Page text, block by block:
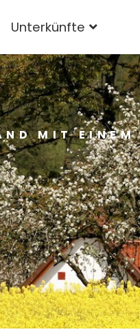
MIT EINEM
Unterkünfte